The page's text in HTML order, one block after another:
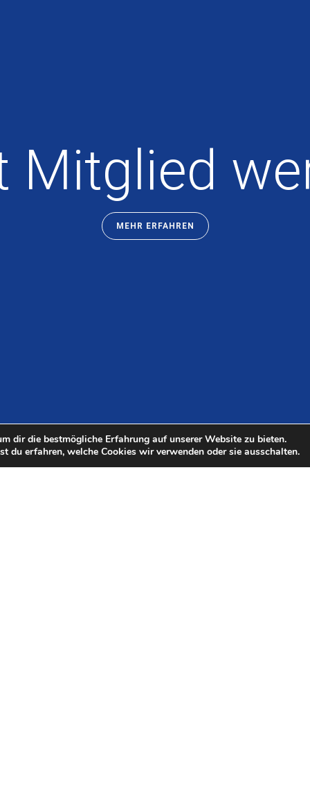
Mitglied
MEHR ERFAHREN
dir die bestmögliche Erfahrung auf unserer Website zu bieten.
du erfahren, welche Cookies wir verwenden oder sie ausschalten.